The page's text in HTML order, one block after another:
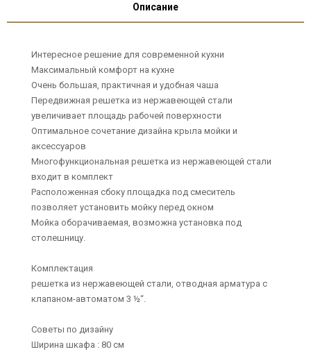
Описание
Интересное решение для современной кухни
Максимальный комфорт на кухне
Очень большая, практичная и удобная чаша
Передвижная решетка из нержавеющей стали
увеличивает площадь рабочей поверхности
Оптимальное сочетание дизайна крыла мойки и
аксессуаров
Многофункциональная решетка из нержавеющей стали
входит в комплект
Расположенная сбоку площадка под смеситель
позволяет установить мойку перед окном
Мойка оборачиваемая, возможна установка под
столешницу.
Комплектация
решетка из нержавеющей стали, отводная арматура с
клапаном-автоматом 3 ½“.
Советы по дизайну
Ширина шкафа : 80 см